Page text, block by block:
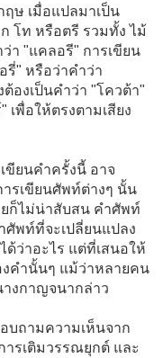
ษ เมื่อแปลมาเป็น
โท หรือตรี รวมทั้ง ไม้
า "แคลอรี" การเขียน
รี่" หรือว่าคำว่า
องเป็นคำว่า "โควต้า"
เพื่อให้ตรงตามเสียง
ขียนคำครั้งนี้ อาจ
ารเขียนศัพท์ต่างๆ นั้น
ก็ไม่น่าสับสน คำศัพท์
พท์ที่จะเปลี่ยนแปลง
ด้ว่าอะไร แต่ที่เสนอให้
งคำนั้นๆ แม้ว่าหลายคน
งกาญจนากล่าว
บถามความเห็นจาก
รเติมวรรณยุกต์ และ